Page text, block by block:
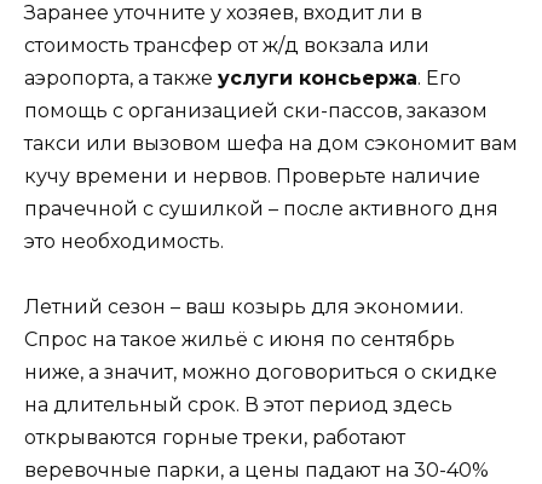
Заранее уточните у хозяев, входит ли в
стоимость трансфер от ж/д вокзала или
аэропорта, а также услуги консьержа. Его
помощь с организацией ски-пассов, заказом
такси или вызовом шефа на дом сэкономит вам
кучу времени и нервов. Проверьте наличие
прачечной с сушилкой – после активного дня
это необходимость.
Летний сезон – ваш козырь для экономии.
Спрос на такое жильё с июня по сентябрь
ниже, а значит, можно договориться о скидке
на длительный срок. В этот период здесь
открываются горные треки, работают
веревочные парки, а цены падают на 30-40%